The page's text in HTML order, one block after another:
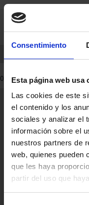
Consentimiento
Esta página web usa
Las cookies de este
el contenido y los
sociales y analizar el
información sobre el
nuestros partners de
web, quienes pueden
que les haya
partir del uso que
saltar
contenido
Saltar
men
0 Productos encontrados